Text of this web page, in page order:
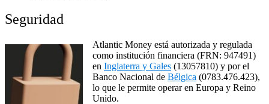
Seguridad
Atlantic Money está autorizada y regulada
como institución financiera (FRN: 947491)
en Inglaterra y Gales (13057810) y por el
Banco Nacional de Bélgica (0783.476.423),
lo que le permite operar en Europa y Reino
Unido.